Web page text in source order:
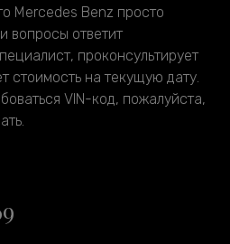
Mercedes Benz просто
вопросы ответит
проконсультирует
стоимость на текущую дату.
VIN-код, пожалуйста,